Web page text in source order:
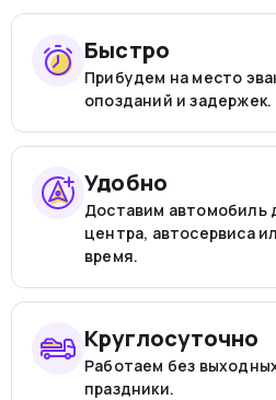
Быстро
Прибудем на место
опозданий и
Удобно
Доставим автомобиль
центра, автосервиса
время.
Круглосуточно
Работаем без
праздники.